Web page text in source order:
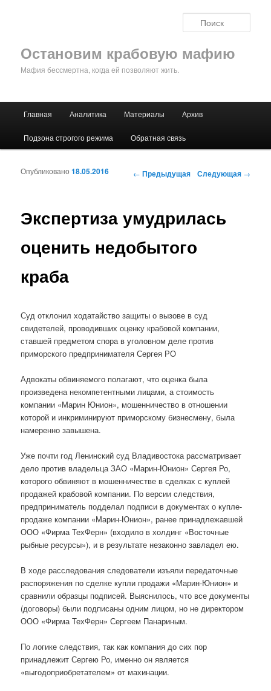
Остановим крабовую мафию
Мафия бессмертна, когда ей позволяют жить.
Перейти к основному содержимому
Перейти к дополнительному содержимому
Главная Аналитика Материалы Архив
Подзона строгого режима Обратная связь
Навигация по записям ← Предыдущая Следующая →
Экспертиза умудрилась
оценить недобытого
краба
Опубликовано18.05.2016
Суд отклонил ходатайство защиты о вызове в суд
свидетелей, проводивших оценку крабовой компании,
ставшей предметом спора в уголовном деле против
приморского предпринимателя Сергея РО
Адвокаты обвиняемого полагают, что оценка была
произведена некомпетентными лицами, а стоимость
компании «Марин Юнион», мошенничество в отношении
которой и инкриминируют приморскому бизнесмену, была
намеренно завышена.
Уже почти год Ленинский суд Владивостока рассматривает
дело против владельца ЗАО «Марин-Юнион» Сергея Ро,
которого обвиняют в мошенничестве в сделках с куплей
продажей крабовой компании. По версии следствия,
предприниматель подделал подписи в документах о купле-
продаже компании «Марин-Юнион», ранее принадлежавшей
ООО «Фирма ТехФерн» (входило в холдинг «Восточные
рыбные ресурсы»), и в результате незаконно завладел ею.
В ходе расследования следователи изъяли передаточные
распоряжения по сделке купли продажи «Марин-Юнион» и
сравнили образцы подписей. Выяснилось, что все документы
(договоры) были подписаны одним лицом, но не директором
ООО «Фирма ТехФерн» Сергеем Панариным.
По логике следствия, так как компания до сих пор
принадлежит Сергею Ро, именно он является
«выгодоприобретателем» от махинации.